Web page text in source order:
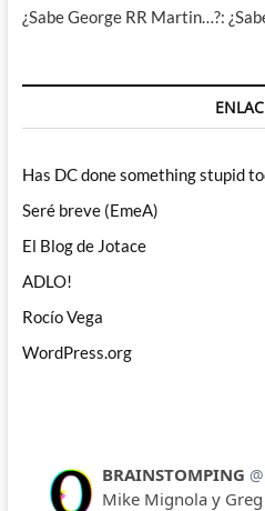
¿Sabe George RR Martin…?:
Has DC done something stupid
Seré breve (EmeA)
El Blog de Jotace
ADLO!
Rocío Vega
WordPress.org